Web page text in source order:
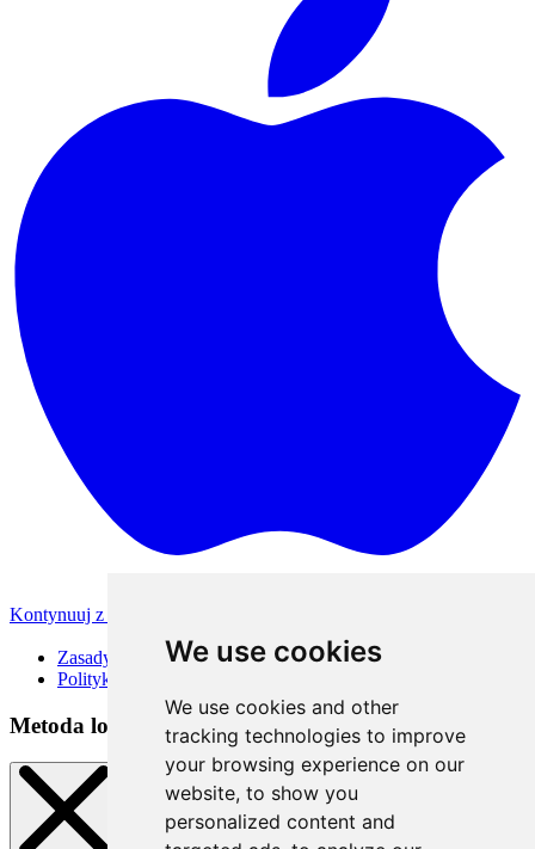
We use cookies
We use cookies and other
tracking technologies to improve
your browsing experience on our
website, to show you
personalized content and
Kontynuuj z Apple
Zasady korzystania
Polityka Prywatności
Metoda logowania